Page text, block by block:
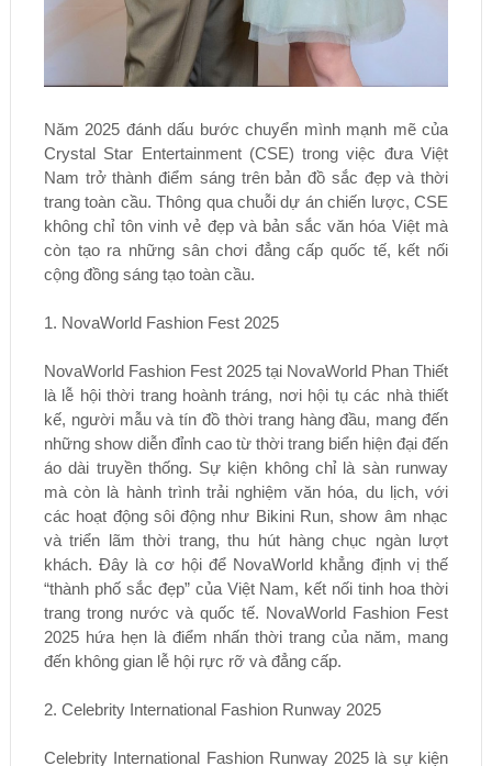
Năm 2025 đánh dấu bước chuyển mình mạnh mẽ của
Crystal Star Entertainment (CSE) trong việc đưa Việt
Nam trở thành điểm sáng trên bản đồ sắc đẹp và thời
trang toàn cầu. Thông qua chuỗi dự án chiến lược, CSE
không chỉ tôn vinh vẻ đẹp và bản sắc văn hóa Việt mà
còn tạo ra những sân chơi đẳng cấp quốc tế, kết nối
cộng đồng sáng tạo toàn cầu.
1. NovaWorld Fashion Fest 2025
NovaWorld Fashion Fest 2025 tại NovaWorld Phan Thiết
là lễ hội thời trang hoành tráng, nơi hội tụ các nhà thiết
kế, người mẫu và tín đồ thời trang hàng đầu, mang đến
những show diễn đỉnh cao từ thời trang biển hiện đại đến
áo dài truyền thống. Sự kiện không chỉ là sàn runway
mà còn là hành trình trải nghiệm văn hóa, du lịch, với
các hoạt động sôi động như Bikini Run, show âm nhạc
và triển lãm thời trang, thu hút hàng chục ngàn lượt
khách. Đây là cơ hội để NovaWorld khẳng định vị thế
“thành phố sắc đẹp” của Việt Nam, kết nối tinh hoa thời
trang trong nước và quốc tế. NovaWorld Fashion Fest
2025 hứa hẹn là điểm nhấn thời trang của năm, mang
đến không gian lễ hội rực rỡ và đẳng cấp.
2. Celebrity International Fashion Runway 2025
Celebrity International Fashion Runway 2025 là sự kiện